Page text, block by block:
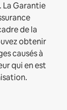
La Garantie
de la
obtenir
causés à
qui en est